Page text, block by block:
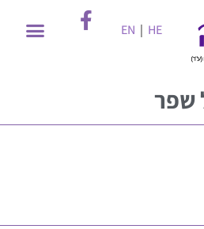
EN | HE
שפר